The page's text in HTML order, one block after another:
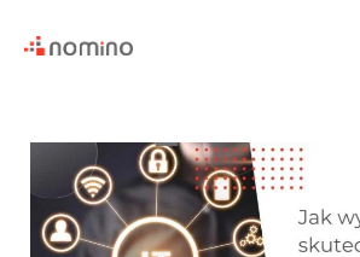
navigation